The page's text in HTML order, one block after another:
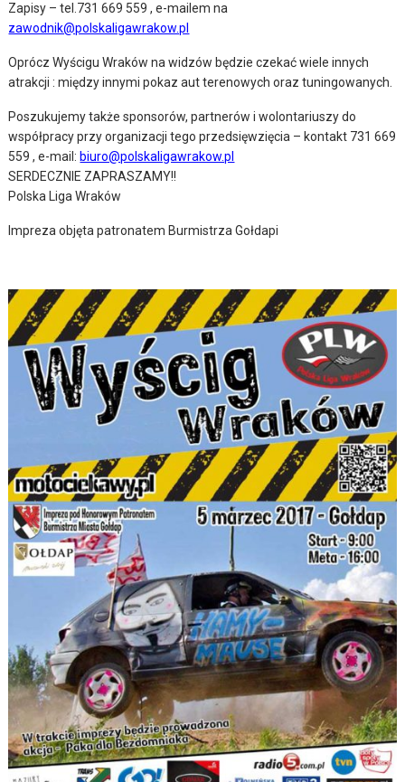
Zapisy – tel.731 669 559 , e-mailem na
zawodnik@polskaligawrakow.pl
Oprócz Wyścigu Wraków na widzów będzie czekać wiele innych
atrakcji : między innymi pokaz aut terenowych oraz tuningowanych.
Poszukujemy także sponsorów, partnerów i wolontariuszy do
współpracy przy organizacji tego przedsięwzięcia – kontakt 731 669
559 , e-mail: biuro@polskaligawrakow.pl
SERDECZNIE ZAPRASZAMY!!
Polska Liga Wraków
Impreza objęta patronatem Burmistrza Gołdapi